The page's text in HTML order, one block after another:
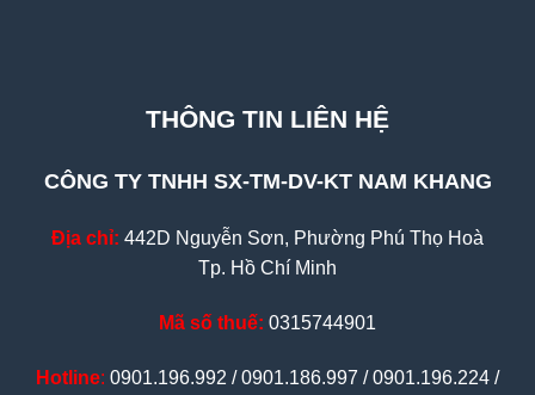
THÔNG TIN LIÊN HỆ
CÔNG TY TNHH SX-TM-DV-KT NAM KHANG
Địa chỉ: 442D Nguyễn Sơn, Phường Phú Thọ Hoà
Tp. Hồ Chí Minh
Mã số thuế: 0315744901
Hotline: 0901.196.992 / 0901.186.997 / 0901.196.224 /